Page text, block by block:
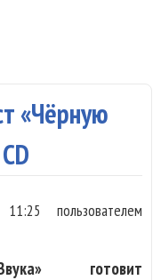
«Чёрную
пользователем
готовит